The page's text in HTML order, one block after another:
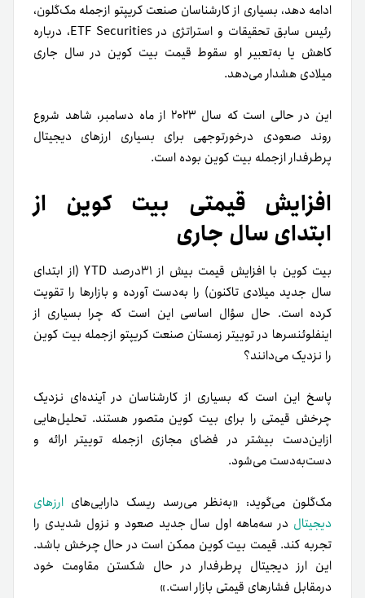
ادامه دهد، بسیاری از کارشناسان صنعت کریپتو ازجمله مک‌گلون،
رئیس سابق تحقیقات و استراتژی در ETF Securities، درباره
کاهش یا به‌تعبیر او سقوط قیمت بیت‌ کوین در سال جاری
میلادی هشدار می‌دهد.
این در حالی‌ است که سال ۲۰۲۳ از ماه دسامبر، شاهد شروع
روند صعودی درخورتوجهی برای بسیاری ارزهای دیجیتال
پرطرفدار از‌جمله بیت‌ کوین بوده است.
افزایش قیمتی بیت کوین از
ابتدای سال جاری
بیت کوین با افزایش قیمت بیش از ۳۱درصد YTD (‌از ابتدای
سال جدید میلادی تا‌کنون) را به‌دست آورده و بازارها را تقویت
کرده است. حال سؤال اساسی این است که چرا بسیاری از
اینفلوئنسرها در توییتر زمستان صنعت کریپتو از‌جمله بیت کوین
را نزدیک می‌دانند؟
پاسخ این است که بسیاری از کارشناسان در آینده‌ای نزدیک
چرخش قیمتی را برای بیت کوین متصور هستند. تحلیل‌هایی
از‌این‌دست بیشتر در فضای مجازی از‌جمله توییتر ارائه و
دست‌به‌دست می‌شود.
مک‌گلون می‌گوید: «به‌نظر می‌رسد ریسک دارایی‌های ارزهای
دیجیتال در سه‌ماهه اول سال جدید صعود و نزول شدیدی را
تجربه کند. قیمت بیت کوین ممکن است در حال چرخش باشد.
این ارز دیجیتال پرطرفدار در حال شکستن مقاومت خود
در‌مقابل فشارهای قیمتی بازار است.»